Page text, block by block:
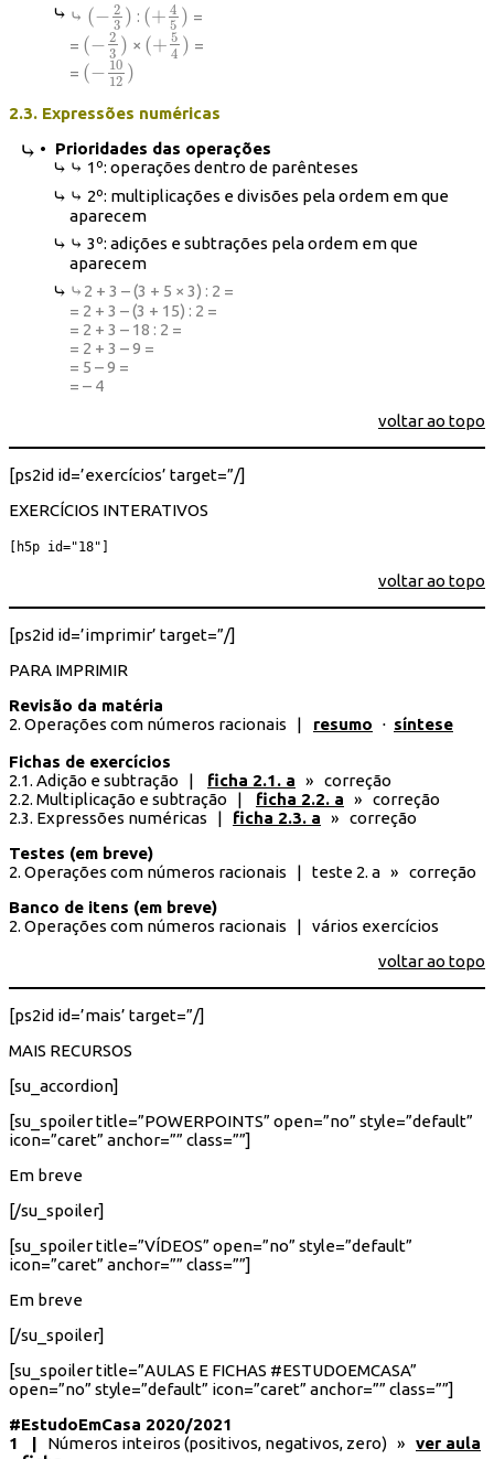
⤷ (− 2
3 )
( −23) : (+ 4
5 )
(+45)
=
= (− 2
3 )
( −23) × (+ 5
4 )
(+54)
=
= (− 10
12 )
( −1012)
2.3. Expressões numéricas
• Prioridades das operações
⤷ 1º: operações dentro de parênteses
⤷ 2º: multiplicações e divisões pela ordem em que
aparecem
⤷ 3º: adições e subtrações pela ordem em que
aparecem
⤷ 2 + 3 – (3 + 5 × 3) : 2 =
= 2 + 3 – (3 + 15) : 2 =
= 2 + 3 – 18 : 2 =
= 2 + 3 – 9 =
= 5 – 9 =
= – 4
voltar ao topo
[ps2id id=’exercícios’ target=”/]
EXERCÍCIOS INTERATIVOS
[h5p id="18"]
voltar ao topo
[ps2id id=’imprimir’ target=”/]
PARA IMPRIMIR
Revisão da matéria
2. Operações com números racionais |
resumo ⋅ síntese
Fichas de exercícios
2.1. Adição e subtração | ficha 2.1. a » correção
2.2. Multiplicação e subtração | ficha 2.2. a » correção
2.3. Expressões numéricas | ficha 2.3. a » correção
Testes (em breve)
2. Operações com números racionais | teste 2. a » correção
Banco de itens (em breve)
2. Operações com números racionais | vários exercícios
voltar ao topo
[ps2id id=’mais’ target=”/]
MAIS RECURSOS
[su_accordion]
[su_spoiler title=”POWERPOINTS” open=”no” style=”default”
icon=”caret” anchor=”” class=””]
Em breve
[/su_spoiler]
[su_spoiler title=”VÍDEOS” open=”no” style=”default”
icon=”caret” anchor=”” class=””]
Em breve
[/su_spoiler]
[su_spoiler title=”AULAS E FICHAS #ESTUDOEMCASA”
open=”no” style=”default” icon=”caret” anchor=”” class=””]
#EstudoEmCasa 2020/2021
1 | Números inteiros (positivos, negativos, zero) » ver aula